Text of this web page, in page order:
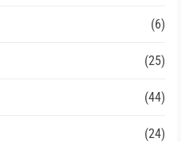
(6)
(25)
(44)
(24)